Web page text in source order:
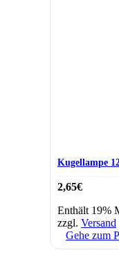
Kugellampe
2,65€
Enthält 19%
zzgl. Versand
Gehe zum